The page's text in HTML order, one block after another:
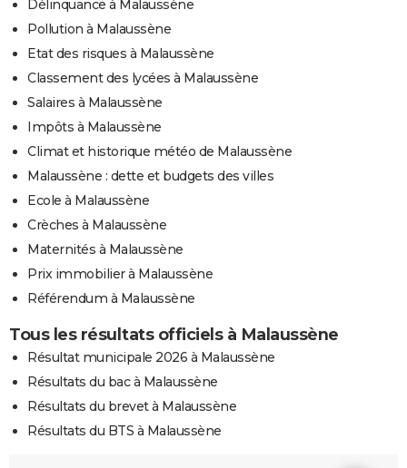
Délinquance à Malaussène
Pollution à Malaussène
Etat des risques à Malaussène
Classement des lycées à Malaussène
Salaires à Malaussène
Impôts à Malaussène
Climat et historique météo de Malaussène
Malaussène : dette et budgets des villes
Ecole à Malaussène
Crèches à Malaussène
Maternités à Malaussène
Prix immobilier à Malaussène
Référendum à Malaussène
Tous les résultats officiels à Malaussène
Résultat municipale 2026 à Malaussène
Résultats du bac à Malaussène
Résultats du brevet à Malaussène
Résultats du BTS à Malaussène